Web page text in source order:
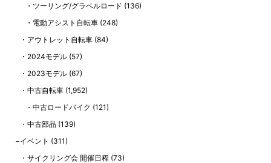
ツーリング/グラベルロード (136)
電動アシスト自転車(248)
アウトレット自転車 (84)
2024モデル (57)
2023モデル (67)
中古自転車 (1,952)
中古ロードバイク (121)
中古部品 (139)
イベント (311)
サイクリング会 開催日程 (73)